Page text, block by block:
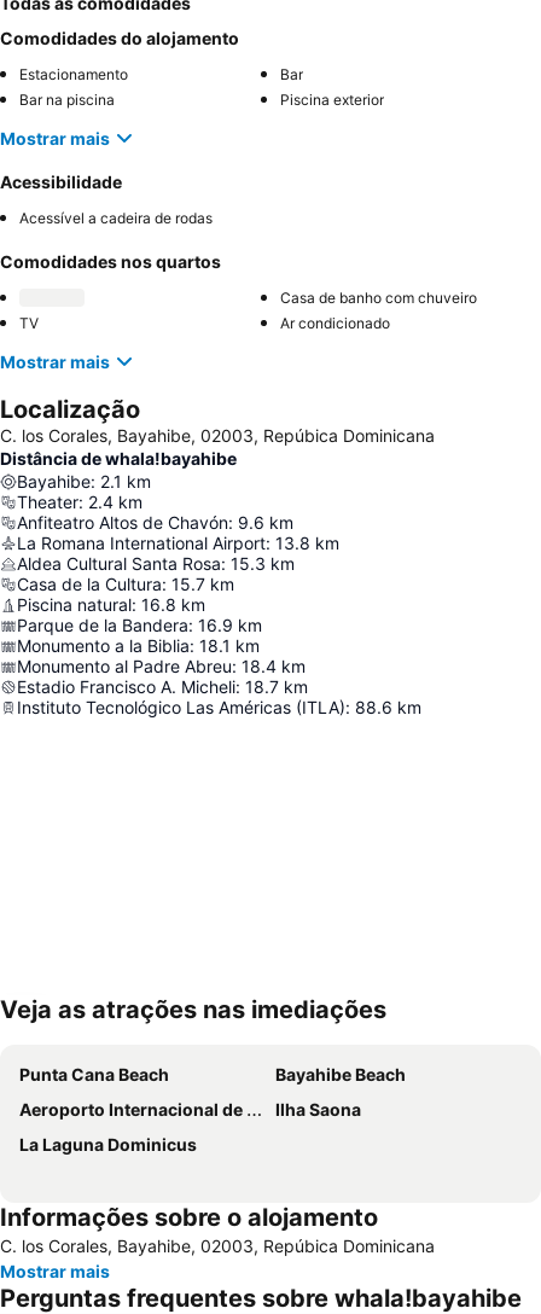
Comodidades do alojamento
Estacionamento
Bar
Bar na piscina
Piscina exterior
Mostrar mais
Acessibilidade
Acessível a cadeira de rodas
Comodidades nos quartos
Casa de banho com chuveiro
TV
Ar condicionado
Mostrar mais
Localização
C. los Corales, Bayahibe, 02003, Repúbica Dominicana
Distância de whala!bayahibe
Bayahibe: 2.1 km
Theater: 2.4 km
Anfiteatro Altos de Chavón: 9.6 km
La Romana International Airport: 13.8 km
Aldea Cultural Santa Rosa: 15.3 km
Casa de la Cultura: 15.7 km
Piscina natural: 16.8 km
Parque de la Bandera: 16.9 km
Monumento a la Biblia: 18.1 km
Monumento al Padre Abreu: 18.4 km
Estadio Francisco A. Micheli: 18.7 km
Instituto Tecnológico Las Américas (ITLA): 88.6 km
Ampliar mapa
Veja as atrações nas imediações
Punta Cana Beach
Bayahibe Beach
Aeroporto Internacional de La Romana
Ilha Saona
La Laguna Dominicus
Informações sobre o alojamento
C. los Corales, Bayahibe, 02003, Repúbica Dominicana
Mostrar mais
Perguntas frequentes sobre whala!bayahibe